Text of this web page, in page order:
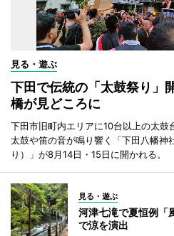
見る・遊ぶ
下田で伝統の「太鼓祭り
橋が見どころに
下田市旧町内エリアに10台以上の太
太鼓や笛の音が鳴り響く「下田八幡神
り）」が8月14日・15日に開かれる。
見る・遊ぶ
河津七滝で夏恒例
で涼を演出